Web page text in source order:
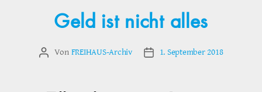
Geld ist nicht alles
Beitragsautor
Von FREIHAUS-Archiv Veröffentlichungsdatum
1. September 2018